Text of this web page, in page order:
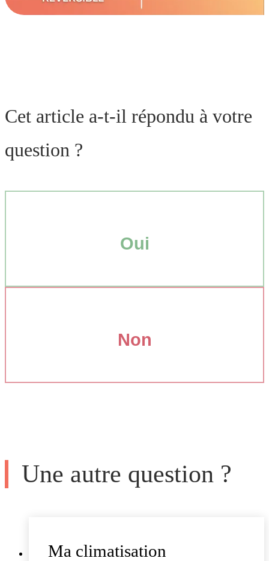
Cet article a-t-il répondu à votre
question ?
Oui
Non
Une autre question ?
Ma climatisation